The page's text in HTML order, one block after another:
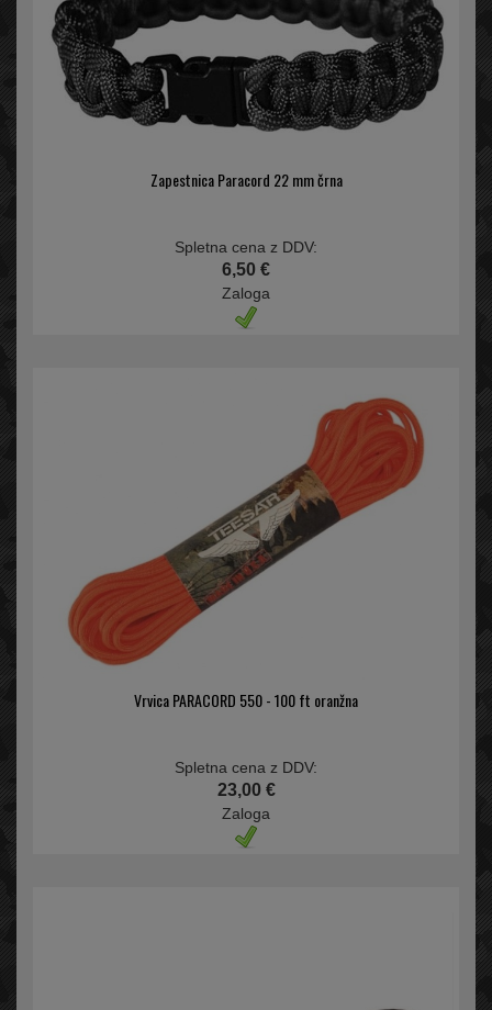
Zapestnica Paracord 22 mm črna
Spletna cena z DDV:
6,50 €
Zaloga
Vrvica PARACORD 550 - 100 ft oranžna
Spletna cena z DDV:
23,00 €
Zaloga